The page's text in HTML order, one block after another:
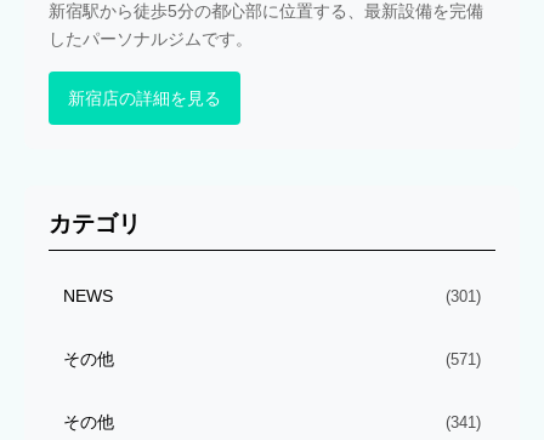
新宿駅から徒歩5分の都心部に位置する、最新設備を完備
したパーソナルジムです。
新宿店の詳細を見る
カテゴリ
NEWS (301)
その他 (571)
その他 (341)